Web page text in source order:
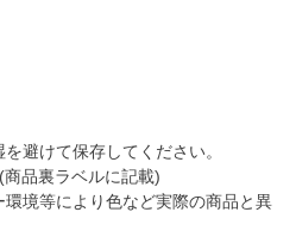
避けて保存してください。
品裏ラベルに記載)
境等により色など実際の商品と異